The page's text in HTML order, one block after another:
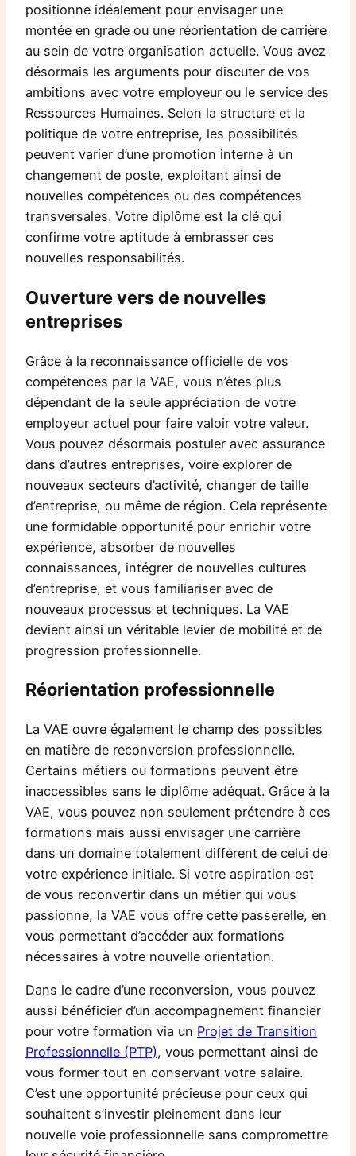
positionne idéalement pour envisager une
montée en grade ou une réorientation de carrière
au sein de votre organisation actuelle. Vous avez
désormais les arguments pour discuter de vos
ambitions avec votre employeur ou le service des
Ressources Humaines. Selon la structure et la
politique de votre entreprise, les possibilités
peuvent varier d’une promotion interne à un
changement de poste, exploitant ainsi de
nouvelles compétences ou des compétences
transversales. Votre diplôme est la clé qui
confirme votre aptitude à embrasser ces
nouvelles responsabilités.
Ouverture vers de nouvelles
entreprises
Grâce à la reconnaissance officielle de vos
compétences par la VAE, vous n’êtes plus
dépendant de la seule appréciation de votre
employeur actuel pour faire valoir votre valeur.
Vous pouvez désormais postuler avec assurance
dans d’autres entreprises, voire explorer de
nouveaux secteurs d’activité, changer de taille
d’entreprise, ou même de région. Cela représente
une formidable opportunité pour enrichir votre
expérience, absorber de nouvelles
connaissances, intégrer de nouvelles cultures
d’entreprise, et vous familiariser avec de
nouveaux processus et techniques. La VAE
devient ainsi un véritable levier de mobilité et de
progression professionnelle.
Réorientation professionnelle
La VAE ouvre également le champ des possibles
en matière de reconversion professionnelle.
Certains métiers ou formations peuvent être
inaccessibles sans le diplôme adéquat. Grâce à la
VAE, vous pouvez non seulement prétendre à ces
formations mais aussi envisager une carrière
dans un domaine totalement différent de celui de
votre expérience initiale. Si votre aspiration est
de vous reconvertir dans un métier qui vous
passionne, la VAE vous offre cette passerelle, en
vous permettant d’accéder aux formations
nécessaires à votre nouvelle orientation.
Dans le cadre d’une reconversion, vous pouvez
aussi bénéficier d’un accompagnement financier
pour votre formation via un Projet de Transition
Professionnelle (PTP), vous permettant ainsi de
vous former tout en conservant votre salaire.
C’est une opportunité précieuse pour ceux qui
souhaitent s’investir pleinement dans leur
nouvelle voie professionnelle sans compromettre